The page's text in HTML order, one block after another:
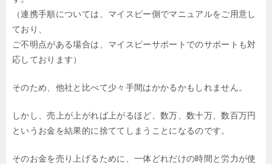
（連携手順については、マイスピー側でマニュアルをご用意し
ており、
ご不明点がある場合は、マイスピーサポートでのサポートも対
応しております）
そのため、他社と比べて少々手間はかかるかもしれません。
しかし、売上が上がれば上がるほど、数万、数十万、数百万円
というお金を結果的に捨ててしまうことになるのです。
そのお金を売り上げるために、一体どれだけの時間と労力が使